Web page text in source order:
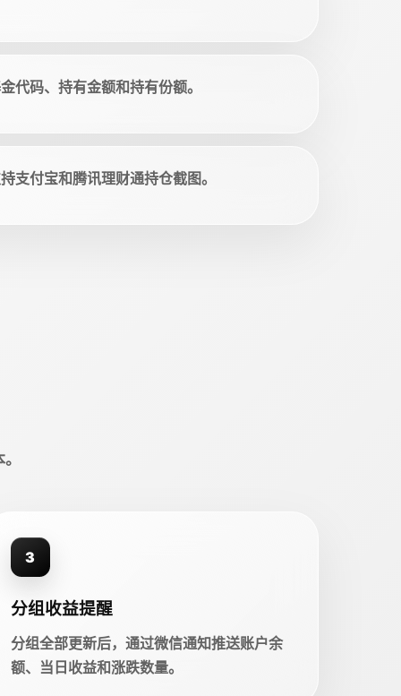
代码、持有金额和持有份额。
支付宝和腾讯理财通持仓截图。
3
分组收益提醒
分组全部更新后，通过微信通知推送账户余
额、当日收益和涨跌数量。